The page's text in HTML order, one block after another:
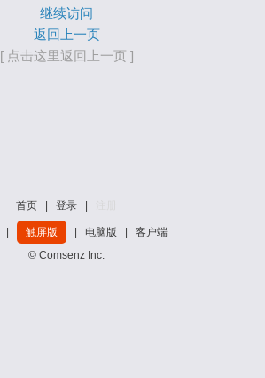
继续访问
返回上一页
[ 点击这里返回上一页 ]
首页 登录
触屏版 电脑版
客户端
© Comsenz Inc.